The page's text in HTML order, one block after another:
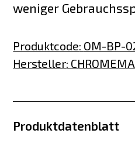
weniger
Produktcode: OM-BP-
Hersteller:
Produktdatenblatt